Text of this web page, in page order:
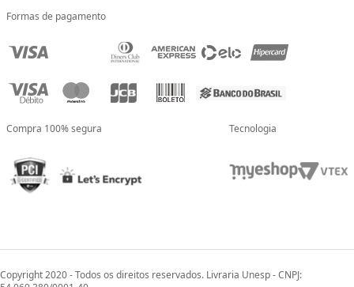
Formas de pagamento
Compra 100% segura Tecnologia
Copyright 2020 - Todos os direitos reservados. Livraria Unesp - CNPJ: